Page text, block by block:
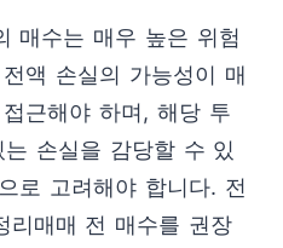
매수는 매우 높은 위험
액 손실의 가능성이 매
근해야 하며, 해당 투
손실을 감당할 수 있
로 고려해야 합니다. 전
리매매 전 매수를 권장